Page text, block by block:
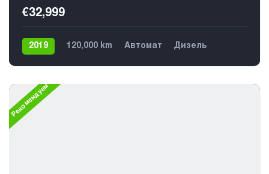
€32,999
2019 120,000 km Автомат
Дизель
Рекомендуем